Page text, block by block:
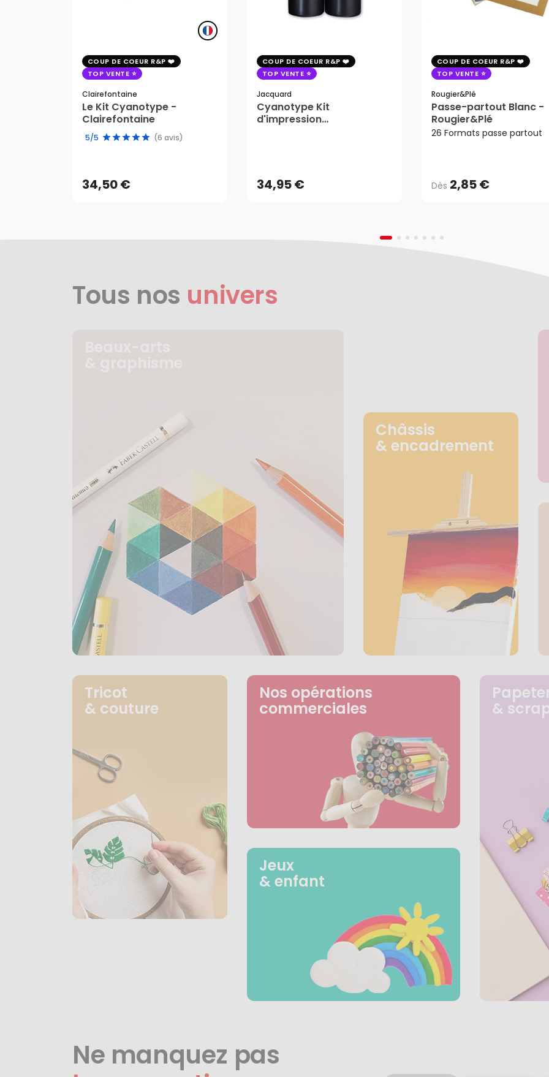
COUP DE COEUR R&P
TOP VENTE
Clairefontaine
Le Kit Cyanotype -
Clairefontaine
5/5 (6 avis)
34,50 €AJOUTER AU PANIER
COUP DE COEUR R&P
TOP VENTE
Jacquard
Cyanotype Kit
d'impression
34,95 €AJOUTER AU PANIER
COUP DE COEUR R&P
TOP VENTE
Rougier&plé
Passe-partout Blanc -
Rougier&Plé
26 Formats passe partout
Dès 2,85 €
2,85 €
Tous nos univers
Châssis
& encadrement
Tricot
& couture
Nos opérations
commerciales
Jeux
& enfant
&
Ne manquez pas